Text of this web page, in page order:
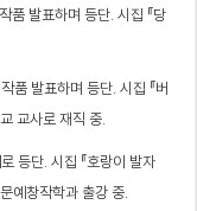
품 발표하며 등단. 시집 『당
품 발표하며 등단. 시집 『버
교사로 재직 중.
등단. 시집 『호랑이 발자
예창작학과 출강 중.